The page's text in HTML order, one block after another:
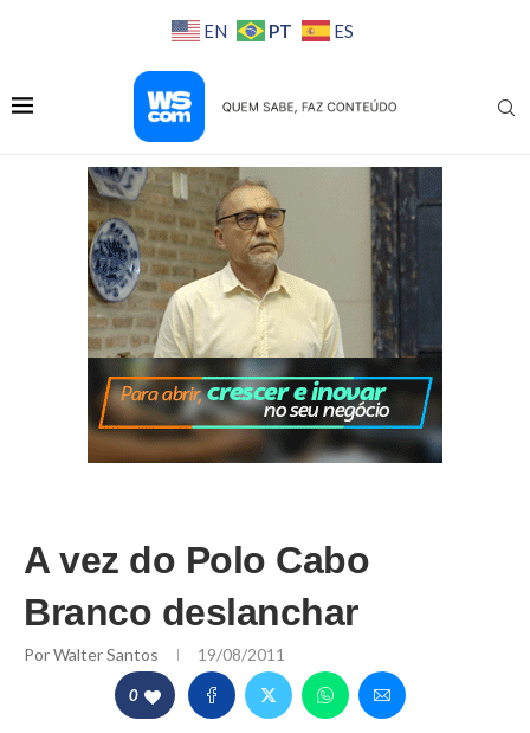
EN PT ES
A vez do Polo Cabo
Branco deslanchar
PorWalter Santos 19/08/2011
0